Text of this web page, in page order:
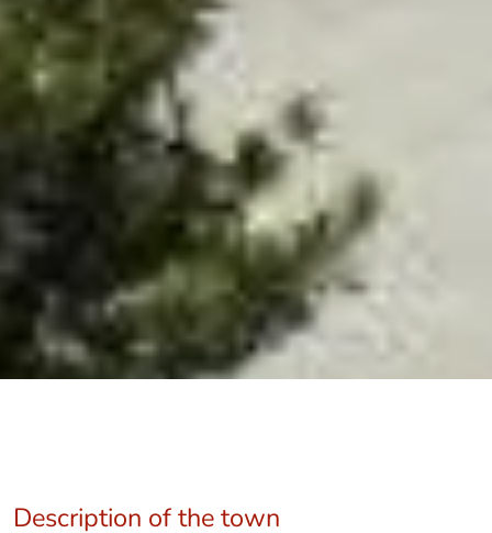
Description of the town